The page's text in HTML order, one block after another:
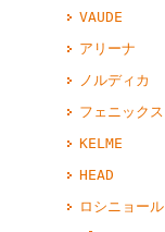
VAUDE
アリーナ
ノルディカ
フェニックス
KELME
HEAD
ロシニョール